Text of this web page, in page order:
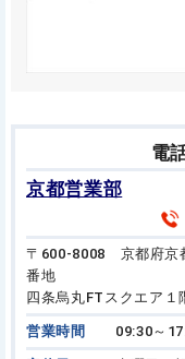
電
京都営業部
〒600-8008 京都府京
番地
四条烏丸FTスクエア１
営業時間 09:30～